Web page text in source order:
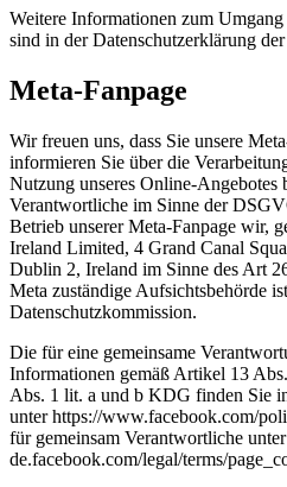
Weitere Informationen zum
sind in der Datenschutzerklärung
Meta-Fanpage
Wir freuen uns, dass Sie unsere
informieren Sie über die
Nutzung unseres Online-Angebotes
Verantwortliche im Sinne der
Betrieb unserer Meta-Fanpage wir,
Ireland Limited, 4 Grand Canal
Dublin 2, Ireland im Sinne des Art
Meta zuständige Aufsichtsbehörde
Datenschutzkommission.
Die für eine gemeinsame
Informationen gemäß Artikel 13
Abs. 1 lit. a und b KDG finden Sie
unter https://www.facebook.com/
für gemeinsam Verantwortliche
de.facebook.com/legal/terms/